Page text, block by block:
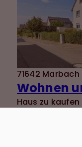
71642 Marbach
Haus zu kaufen